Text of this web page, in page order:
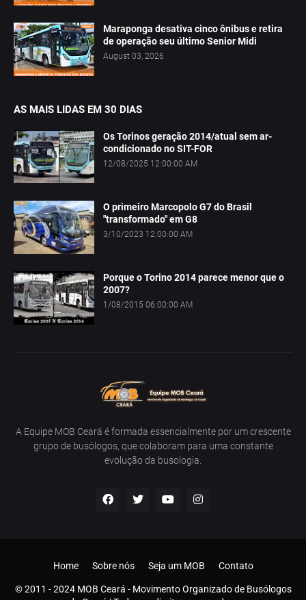
Maraponga desativa cinco ônibus e retira
de operação seu último Senior Midi
August 03, 2026
AS MAIS LIDAS EM 30 DIAS
Os Torinos geração 2014/atual sem ar-
condicionado no SIT-FOR
12/08/2025 12:00:00 AM
O primeiro Marcopolo G7 do Brasil
"transformado" em G8
3/10/2023 12:00:00 AM
Porque o Torino 2014 parece menor que o
2007?
1/08/2015 06:00:00 AM
A Equipe MOB Ceará é formada essencialmente por um crescente
grupo de busólogos, que colaboram para uma constante
evolução da busologia.
© 2011 - 2024 MOB Ceará - Movimento Organizado de Busólogos
Home Sobre nós Seja um MOB Contato